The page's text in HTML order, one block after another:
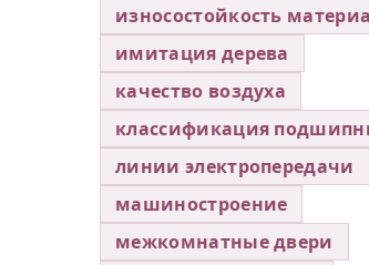
износостойкость
имитация дерева
качество воздуха
классификация
линии электропередачи
машиностроение
межкомнатные двери